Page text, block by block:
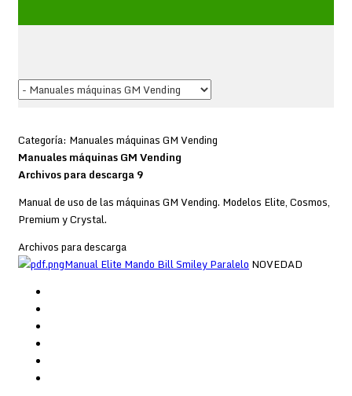
Categoría: Manuales máquinas GM Vending
Manuales máquinas GM Vending
Archivos para descarga 9
Manual de uso de las máquinas GM Vending. Modelos Elite, Cosmos,
Premium y Crystal.
Archivos para descarga
Manual Elite Mando Bill Smiley Paralelo NOVEDAD